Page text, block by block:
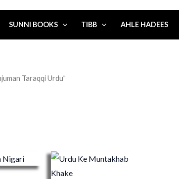
SUNNI BOOKS TIBB AHLE HADEES
Taraqqi Urdu”